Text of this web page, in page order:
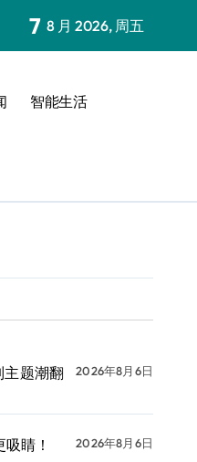
7 8 月 2026, 周五
智能生活
题潮翻
2026年8月6日
睛！ 2026年8月6日